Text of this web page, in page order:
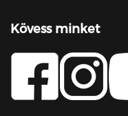
Kövess minket